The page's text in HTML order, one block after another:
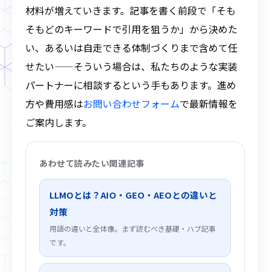
材料が増えていきます。記事を書く前段で「そも
そもどのキーワードで引用を狙うか」から決めた
い、あるいは自走できる体制づくりまで含めて任
せたい——そういう場合は、私たちのような実装
パートナーに相談するという手もあります。進め
方や費用感はお問い合わせフォームで最新情報を
ご案内します。
あわせて読みたい関連記事
LLMOとは？AIO・GEO・AEOとの違いと
対策
用語の違いと全体像。まず読むべき基礎・ハブ記事
です。